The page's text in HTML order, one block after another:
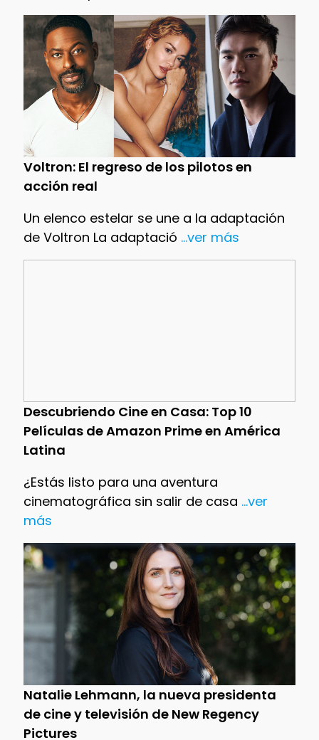
Voltron: El regreso de los pilotos en
acción real
Un elenco estelar se une a la adaptación
de Voltron La adaptació ...ver más
Descubriendo Cine en Casa: Top 10
Películas de Amazon Prime en América
Latina
¿Estás listo para una aventura
cinematográfica sin salir de casa ...ver
más
Natalie Lehmann, la nueva presidenta
de cine y televisión de New Regency
Pictures